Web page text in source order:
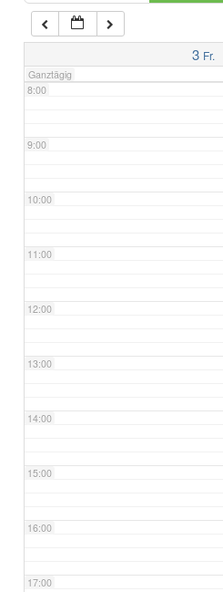
3 Fr.
Ganztägig
7:00
8:00
9:00
10:00
11:00
12:00
13:00
14:00
15:00
16:00
17:00